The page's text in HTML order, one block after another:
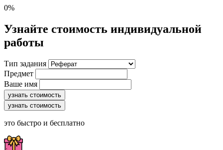
0%
Узнайте стоимость индивидуальной
работы
Тип задания
Предмет
Ваше имя
узнать стоимость
узнать стоимость
это быстро и бесплатно